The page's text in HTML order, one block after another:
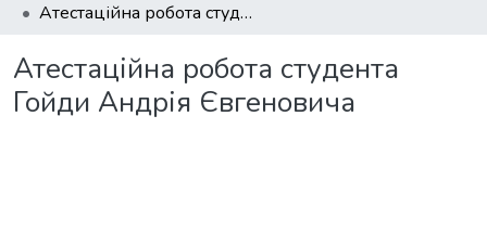
Атестаційна робота студента Гойди Андрія Євгеновича
Атестаційна робота студента
Гойди Андрія Євгеновича